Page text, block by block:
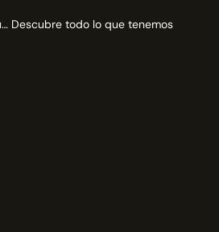
Descubre todo lo que tenemos